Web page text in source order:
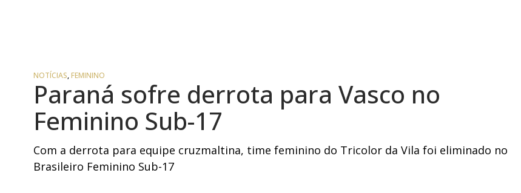
NOTÍCIAS,FEMININO
Paraná sofre derrota para Vasco no
Feminino Sub-17
Com a derrota para equipe cruzmaltina, time feminino do Tricolor da Vila foi eliminado no
Brasileiro Feminino Sub-17